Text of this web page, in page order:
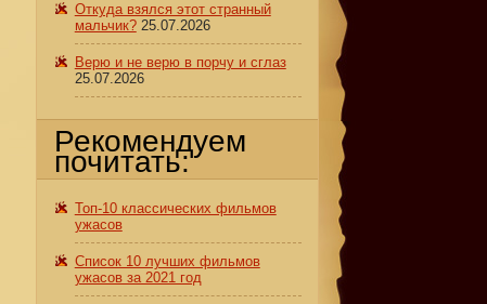
Откуда взялся этот странный
мальчик? 25.07.2026
Верю и не верю в порчу и сглаз
25.07.2026
Рекомендуем
почитать:
Топ-10 классических фильмов
ужасов
Список 10 лучших фильмов
ужасов за 2021 год